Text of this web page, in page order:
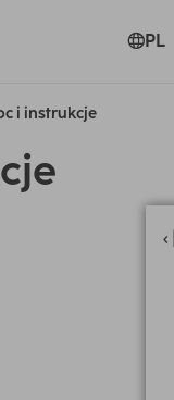
PL
i instrukcje